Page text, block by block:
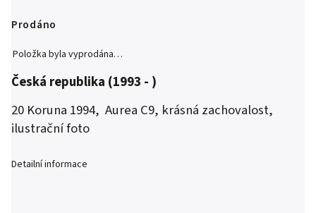
Prodáno
Položka byla vyprodána…
Česká republika (1993 - )
20 Koruna 1994, Aurea C9, krásná zachovalost,
ilustrační foto
Detailní informace